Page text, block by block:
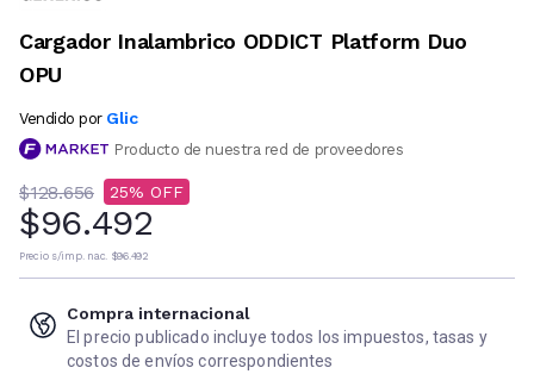
Cargador Inalambrico ODDICT Platform Duo
OPU
Vendido por Glic
Producto de nuestra red de proveedores
$128.656 25
$96.492
Precio s/imp. nac. $96.492
Compra internacional
El precio publicado incluye todos los impuestos, tasas y
costos de envíos correspondientes